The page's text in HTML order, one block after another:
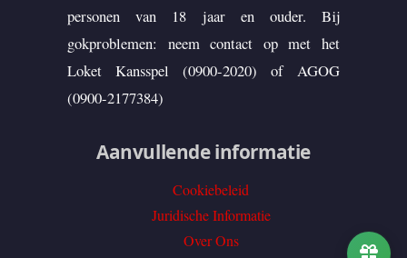
personen van 18 jaar en ouder. Bij
gokproblemen: neem contact op met het
Loket Kansspel (0900-2020) of AGOG
(0900-2177384)
Aanvullende informatie
Cookiebeleid
Juridische Informatie
Over Ons